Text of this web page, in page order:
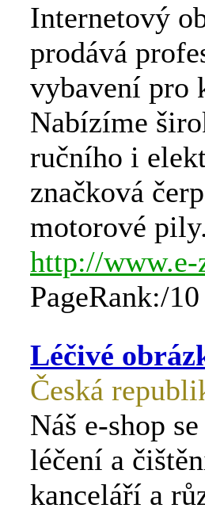
Internetový
prodává
vybavení pro
Nabízíme
ručního i
značková
motorové pily.
http://www.e-
PageRank:/
Léčivé
Česká
Náš e-shop
léčení a
kanceláří a